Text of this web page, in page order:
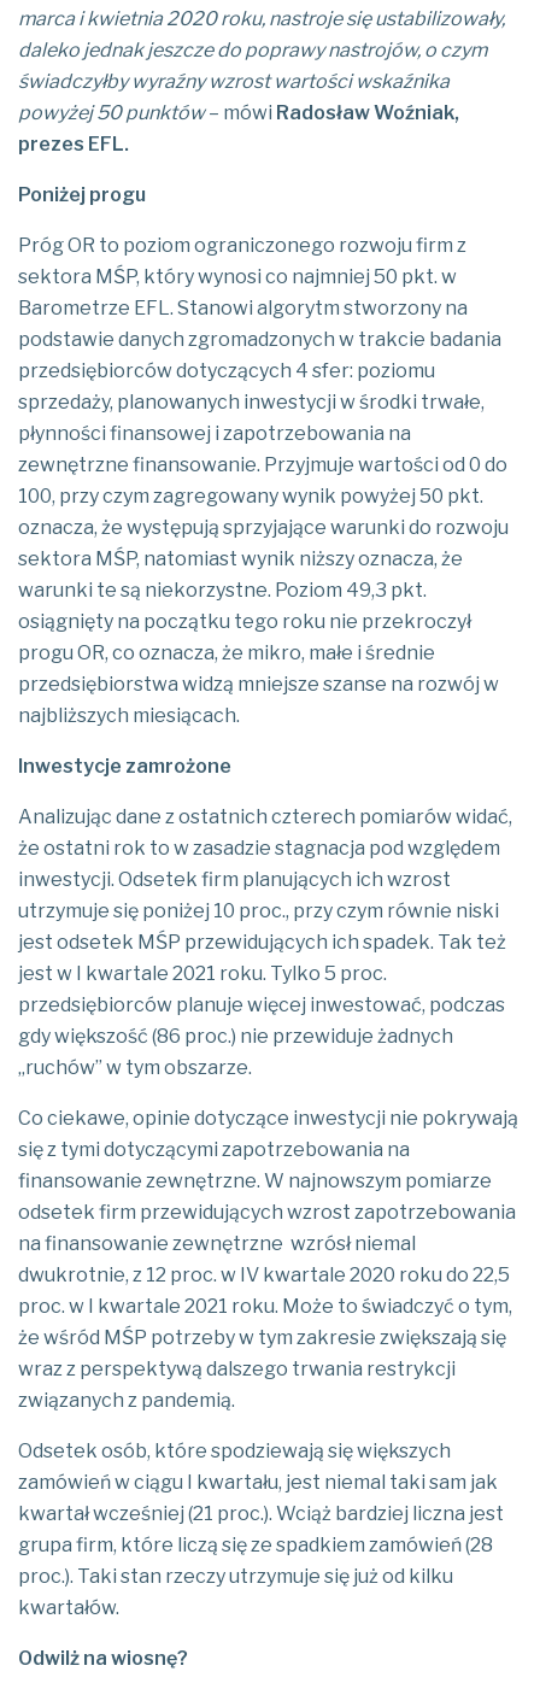
marca i kwietnia 2020 roku, nastroje się ustabilizowały,
daleko jednak jeszcze do poprawy nastrojów, o czym
świadczyłby wyraźny wzrost wartości wskaźnika
powyżej 50 punktów– mówi Radosław Woźniak,
prezes EFL.
Poniżej progu
Próg OR to poziom ograniczonego rozwoju firm z
sektora MŚP, który wynosi co najmniej 50 pkt. w
Barometrze EFL. Stanowi algorytm stworzony na
podstawie danych zgromadzonych w trakcie badania
przedsiębiorców dotyczących 4 sfer: poziomu
sprzedaży, planowanych inwestycji w środki trwałe,
płynności finansowej i zapotrzebowania na
zewnętrzne finansowanie. Przyjmuje wartości od 0 do
100, przy czym zagregowany wynik powyżej 50 pkt.
oznacza, że występują sprzyjające warunki do rozwoju
sektora MŚP, natomiast wynik niższy oznacza, że
warunki te są niekorzystne. Poziom 49,3 pkt.
osiągnięty na początku tego roku nie przekroczył
progu OR, co oznacza, że mikro, małe i średnie
przedsiębiorstwa widzą mniejsze szanse na rozwój w
najbliższych miesiącach.
Inwestycje zamrożone
Analizując dane z ostatnich czterech pomiarów widać,
że ostatni rok to w zasadzie stagnacja pod względem
inwestycji. Odsetek firm planujących ich wzrost
utrzymuje się poniżej 10 proc., przy czym równie niski
jest odsetek MŚP przewidujących ich spadek. Tak też
jest w I kwartale 2021 roku. Tylko 5 proc.
przedsiębiorców planuje więcej inwestować, podczas
gdy większość (86 proc.) nie przewiduje żadnych
„ruchów” w tym obszarze.
Co ciekawe, opinie dotyczące inwestycji nie pokrywają
się z tymi dotyczącymi zapotrzebowania na
finansowanie zewnętrzne. W najnowszym pomiarze
odsetek firm przewidujących wzrost zapotrzebowania
na finansowanie zewnętrzne wzrósł niemal
dwukrotnie, z 12 proc. w IV kwartale 2020 roku do 22,5
proc. w I kwartale 2021 roku. Może to świadczyć o tym,
że wśród MŚP potrzeby w tym zakresie zwiększają się
wraz z perspektywą dalszego trwania restrykcji
związanych z pandemią.
Odsetek osób, które spodziewają się większych
zamówień w ciągu I kwartału, jest niemal taki sam jak
kwartał wcześniej (21 proc.). Wciąż bardziej liczna jest
grupa firm, które liczą się ze spadkiem zamówień (28
proc.). Taki stan rzeczy utrzymuje się już od kilku
kwartałów.
Odwilż na wiosnę?